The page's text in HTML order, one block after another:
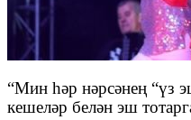
“Мин һәр нәрсәнең “үз
кешеләр белән эш